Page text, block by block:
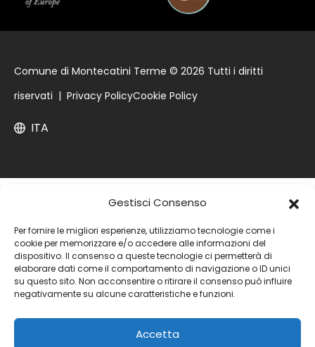
Gestisci Consenso
Per fornire le migliori esperienze, utilizziamo tecnologie come i
cookie per memorizzare e/o accedere alle informazioni del
dispositivo. Il consenso a queste tecnologie ci permetterà di
elaborare dati come il comportamento di navigazione o ID unici
su questo sito. Non acconsentire o ritirare il consenso può influire
negativamente su alcune caratteristiche e funzioni.
Accetta
Comune di Montecatini Terme © 2026 Tutti i diritti
riservati | Privacy PolicyCookie Policy
ITA